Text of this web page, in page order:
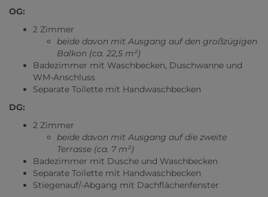
OG:
2 Zimmer
beide davon mit Ausgang auf den großzügigen
Balkon (ca. 22,5 m²)
Badezimmer mit Waschbecken, Duschwanne und
WM-Anschluss
Separate Toilette mit Handwaschbecken
DG:
2 Zimmer
beide davon mit Ausgang auf die zweite
Terrasse (ca. 7 m²)
Badezimmer mit Dusche und Waschbecken
Separate Toilette mit Handwaschbecken
Stiegenauf/-Abgang mit Dachflächenfenster